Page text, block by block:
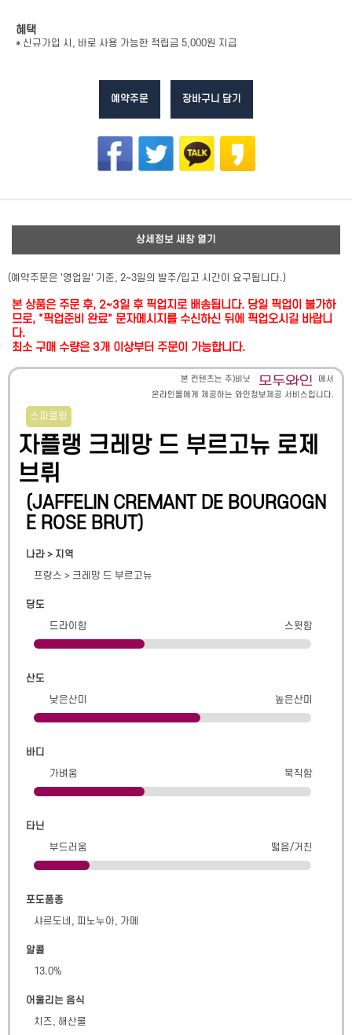
혜택
* 신규가입 시, 바로 사용 가능한 적립금 5,000원 지급
예약주문 장바구니 담기
상세정보 새창 열기
(예약주문은 '영업일' 기준, 2~3일의 발주/입고 시간이 요구됩니다.)
본 상품은 주문 후, 2~3일 후 픽업지로 배송됩니다. 당일 픽업이 불가하
므로, "픽업준비 완료" 문자메시지를 수신하신 뒤에 픽업오시길 바랍니
다.
최소 구매 수량은 3개 이상부터 주문이 가능합니다.
본 컨텐츠는 주)비닛
에서
온라인몰에게 제공하는 와인정보제공 서비스입니다.
스파클링
자플랭 크레망 드 부르고뉴 로제
브뤼
(JAFFELIN CREMANT DE BOURGOGN
E ROSE BRUT)
나라 > 지역
프랑스 > 크레망 드 부르고뉴
당도
드라이함
스윗함
산도
낮은산미
높은산미
바디
가벼움
묵직함
타닌
부드러움
떫음/거친
포도품종
샤르도네, 피노누아, 가메
알콜
13.0%
어울리는 음식
치즈, 해산물